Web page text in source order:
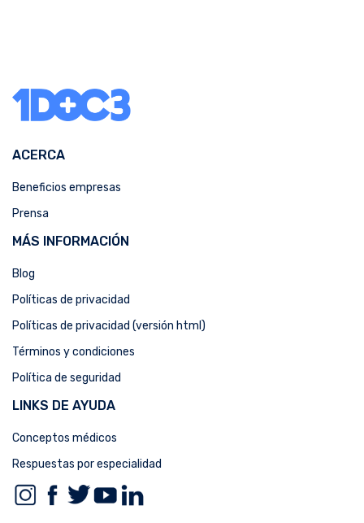
ACERCA
Beneficios empresas
Prensa
MÁS INFORMACIÓN
Blog
Políticas de privacidad
Políticas de privacidad (versión html)
Términos y condiciones
Política de seguridad
LINKS DE AYUDA
Conceptos médicos
Respuestas por especialidad